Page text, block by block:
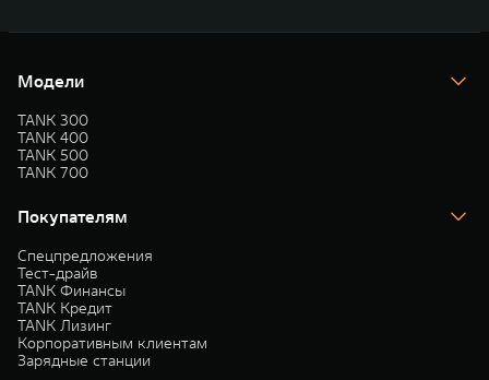
Модели
TANK 300
TANK 400
TANK 500
TANK 700
Покупателям
Спецпредложения
Тест-драйв
TANK Финансы
TANK Кредит
TANK Лизинг
Корпоративным клиентам
Зарядные станции